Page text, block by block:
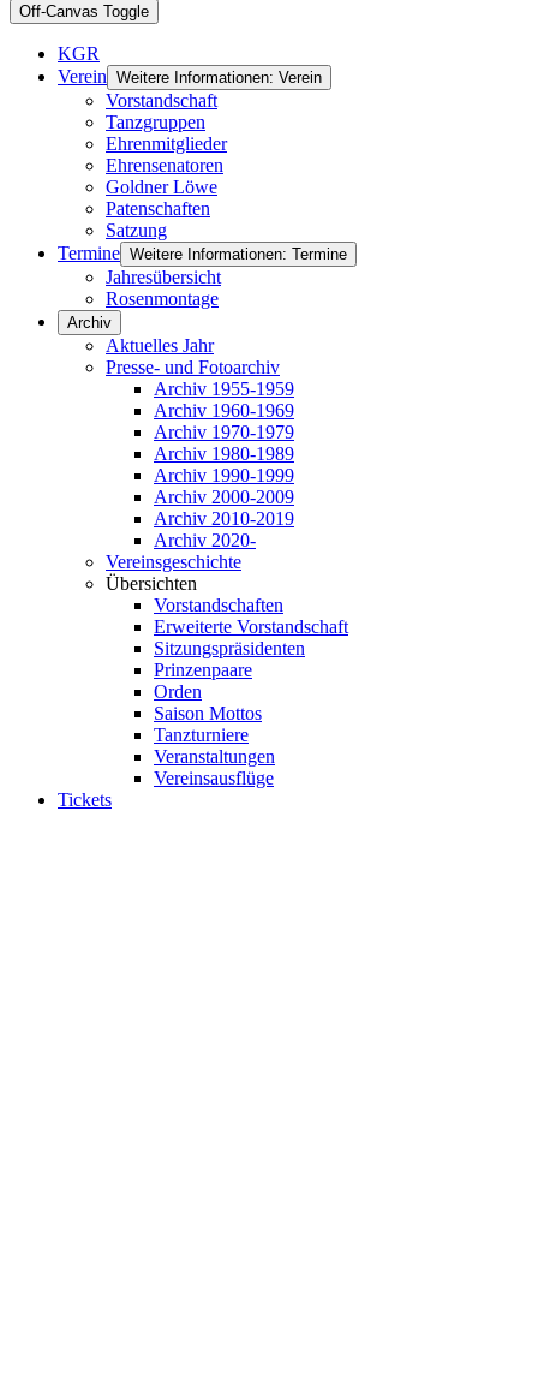
Off-Canvas Toggle
KGR
Verein Weitere Informationen: Verein
Vorstandschaft
Tanzgruppen
Ehrenmitglieder
Ehrensenatoren
Goldner Löwe
Patenschaften
Satzung
Termine Weitere Informationen: Termine
Jahresübersicht
Rosenmontage
Archiv
Aktuelles Jahr
Presse- und Fotoarchiv
Archiv 1955-1959
Archiv 1960-1969
Archiv 1970-1979
Archiv 1980-1989
Archiv 1990-1999
Archiv 2000-2009
Archiv 2010-2019
Archiv 2020-
Vereinsgeschichte
Übersichten
Vorstandschaften
Erweiterte Vorstandschaft
Sitzungspräsidenten
Prinzenpaare
Orden
Saison Mottos
Tanzturniere
Veranstaltungen
Vereinsausflüge
Tickets